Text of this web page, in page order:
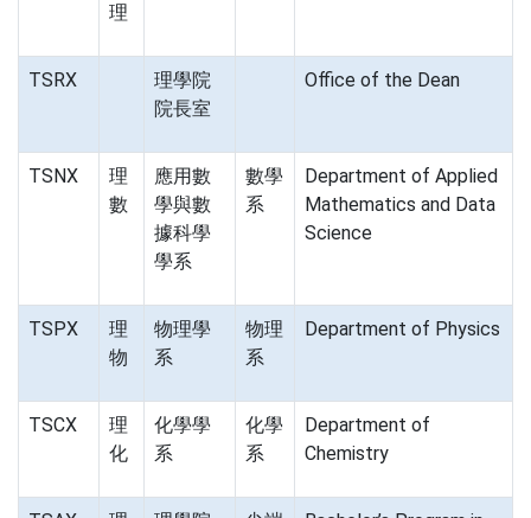
理
TSRX
理學院
院長室
Office of the Dean
TSNX
理
數
應用數
學與數
據科學
學系
數學
系
Department of Applied
Mathematics and Data
Science
TSPX
理
物
物理學
系
物理
系
Department of Physics
TSCX
理
化
化學學
系
化學
系
Department of
Chemistry